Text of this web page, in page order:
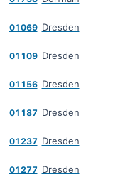
01069 Dresden
01109 Dresden
01156 Dresden
01187 Dresden
01237 Dresden
01277 Dresden